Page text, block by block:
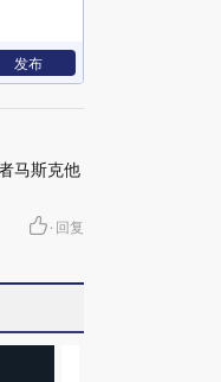
发布
马斯克他
· 回复